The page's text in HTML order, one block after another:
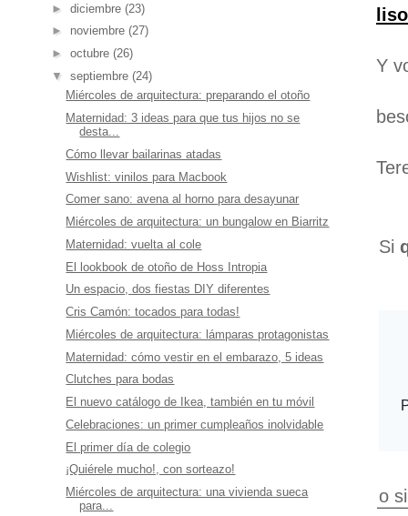
Y
Si
o
► diciembre (23)
► noviembre (27)
► octubre (26)
▼ septiembre (24)
Miércoles de arquitectura: preparando el otoño
Maternidad: 3 ideas para que tus hijos no se
desta...
Cómo llevar bailarinas atadas
Wishlist: vinilos para Macbook
Comer sano: avena al horno para desayunar
Miércoles de arquitectura: un bungalow en Biarritz
Maternidad: vuelta al cole
El lookbook de otoño de Hoss Intropia
Un espacio, dos fiestas DIY diferentes
Cris Camón: tocados para todas!
Miércoles de arquitectura: lámparas protagonistas
Maternidad: cómo vestir en el embarazo, 5 ideas
Clutches para bodas
El nuevo catálogo de Ikea, también en tu móvil
Celebraciones: un primer cumpleaños inolvidable
El primer día de colegio
¡Quiérele mucho!, con sorteazo!
Miércoles de arquitectura: una vivienda sueca
para...